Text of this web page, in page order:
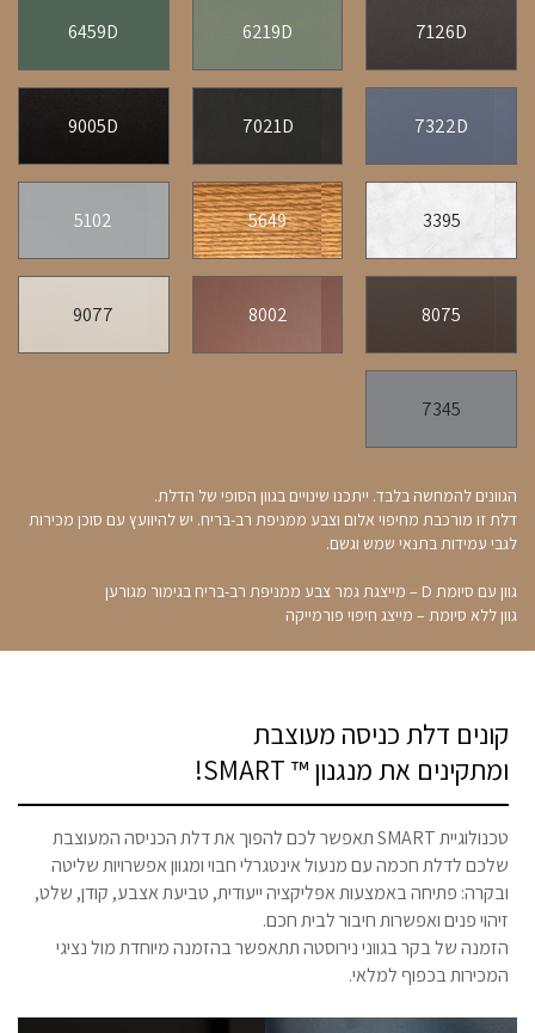
7126D
6219D
6459D
7322D
7021D
9005D
3395
5649
5102
8075
8002
9077
7345
הגוונים להמחשה בלבד. ייתכנו שינויים בגוון הסופי של הדלת.
דלת זו מורכבת מחיפוי אלום וצבע ממניפת רב-בריח. יש להיוועץ עם סוכן מכירות
לגבי עמידות בתנאי שמש וגשם.
גוון עם סיומת D – מייצגת גמר צבע ממניפת רב-בריח בגימור מגורען
גוון ללא סיומת – מייצג חיפוי פורמייקה
קונים דלת כניסה מעוצבת
ומתקינים את מנגנון ™ SMART!
טכנולוגיית SMART תאפשר לכם להפוך את דלת הכניסה המעוצבת
שלכם לדלת חכמה עם מנעול אינטגרלי חבוי ומגוון אפשרויות שליטה
ובקרה: פתיחה באמצעות אפליקציה ייעודית, טביעת אצבע, קודן, שלט,
זיהוי פנים ואפשרות חיבור לבית חכם.
הזמנה של בקר בגווני נירוסטה תתאפשר בהזמנה מיוחדת מול נציגי
המכירות בכפוף למלאי.